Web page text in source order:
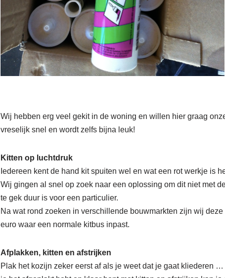
Wij hebben erg veel gekit in de woning en willen hier graag
vreselijk snel en wordt zelfs bijna leuk!
Kitten op luchtdruk
Iedereen kent de hand kit spuiten wel en wat een rot werkje is
Wij gingen al snel op zoek naar een oplossing om dit niet met
te gek duur is voor een particulier.
Na wat rond zoeken in verschillende bouwmarkten zijn wij
euro waar een normale kitbus inpast.
Afplakken, kitten en afstrijken
Plak het kozijn zeker eerst af als je weet dat je gaat kliederen